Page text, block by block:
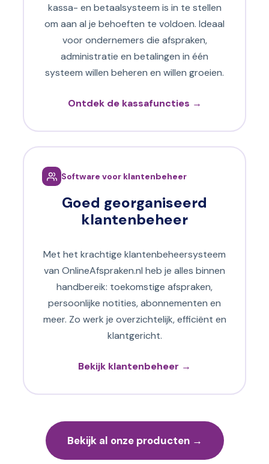
kassa- en betaalsysteem is in te stellen
om aan al je behoeften te voldoen. Ideaal
voor ondernemers die afspraken,
administratie en betalingen in één
systeem willen beheren en willen groeien.
Ontdek de kassafuncties →
Software voor klantenbeheer
Goed georganiseerd
klantenbeheer
Met het krachtige klantenbeheersysteem
van OnlineAfspraken.nl heb je alles binnen
handbereik: toekomstige afspraken,
persoonlijke notities, abonnementen en
meer. Zo werk je overzichtelijk, efficiënt en
klantgericht.
Bekijk klantenbeheer →
Bekijk al onze producten →